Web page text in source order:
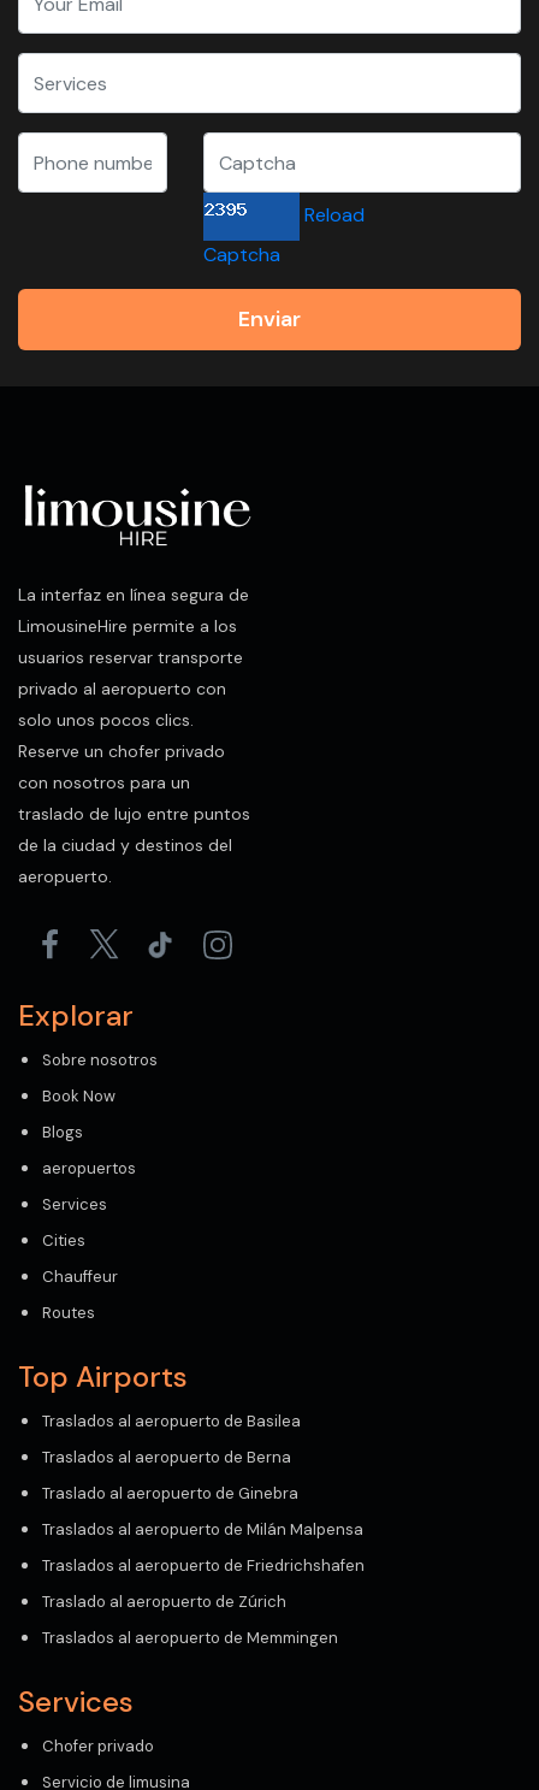
Reload
Captcha
Enviar
La interfaz en línea segura de
LimousineHire permite a los
usuarios reservar transporte
privado al aeropuerto con
solo unos pocos clics.
Reserve un chofer privado
con nosotros para un
traslado de lujo entre puntos
de la ciudad y destinos del
aeropuerto.
Explorar
Sobre nosotros
Book Now
Blogs
aeropuertos
Services
Cities
Chauffeur
Routes
Top Airports
Traslados al aeropuerto de Basilea
Traslados al aeropuerto de Berna
Traslado al aeropuerto de Ginebra
Traslados al aeropuerto de Milán Malpensa
Traslados al aeropuerto de Friedrichshafen
Traslado al aeropuerto de Zúrich
Traslados al aeropuerto de Memmingen
Services
Chofer privado
Servicio de limusina